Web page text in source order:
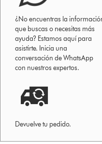
¿No encuentras la
que buscas o necesitas más
ayuda? Estamos aquí para
asistirte. Inicia una
conversación de WhatsApp
con nuestros expertos.
Devuelve tu pedido.